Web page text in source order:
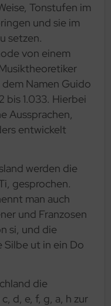
Tonstufen im
und sie im
setzen.
von einem
Namen Guido
bis 1.033. Hierbei
Aussprachen,
entwickelt
werden die
gesprochen.
man auch
und Franzosen
si, und die
Silbe ut in ein Do
die
d, e, f, g, a, h zur